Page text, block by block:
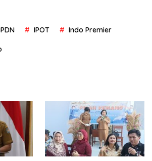
IPOT Indo Premier